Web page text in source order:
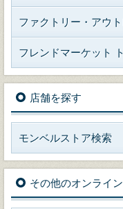
ファクトリー・アウ
フレンドマーケット
店舗を探す
モンベルストア検索
その他のオンライ